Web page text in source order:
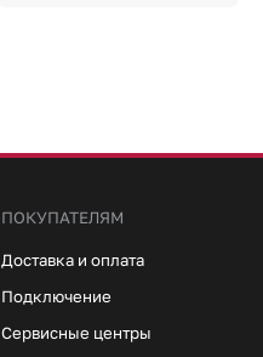
ПОКУПАТЕЛЯМ
Доставка и оплата
Подключение
Сервисные центры